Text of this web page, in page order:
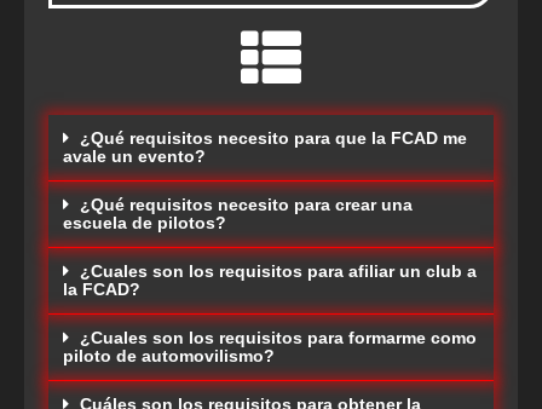
¿Qué requisitos necesito para que la FCAD me
avale un evento?
¿Qué requisitos necesito para crear una
escuela de pilotos?
¿Cuales son los requisitos para afiliar un club a
la FCAD?
¿Cuales son los requisitos para formarme como
piloto de automovilismo?
Cuáles son los requisitos para obtener la